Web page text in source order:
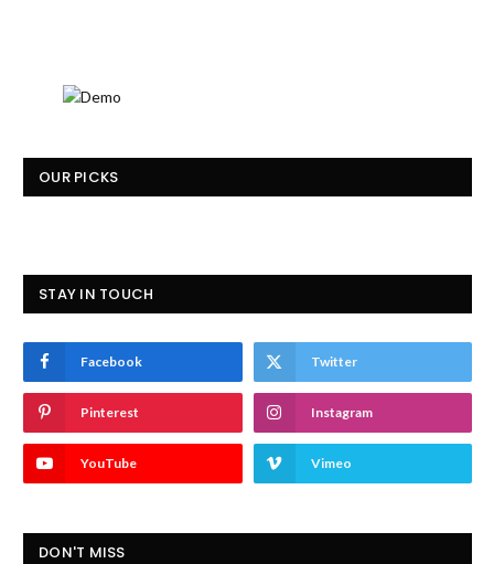
OUR PICKS
STAY IN TOUCH
Facebook Twitter
Pinterest Instagram
YouTube Vimeo
DON'T MISS